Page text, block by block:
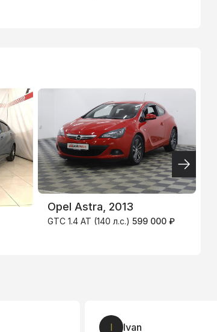
Opel Astra, 2013
GTC 1.4 AT (140 л.с.) 599 000 ₽
ТИНЬКОФФ
4.9%
I Ivan